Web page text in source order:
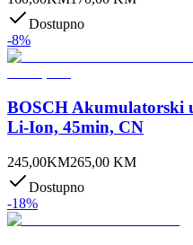
Dostupno
-8%
BOSCH Akumulatorski
Li-Ion, 45min, CN
245,00KM265,00 KM
Dostupno
-18%